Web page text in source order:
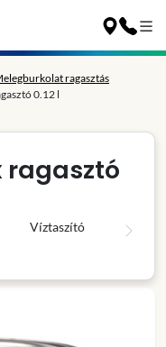
ragasztás
0.12 l
ragasztó
Víztaszító